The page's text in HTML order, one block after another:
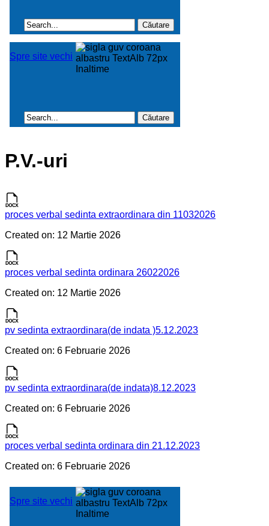
P.V.-uri
proces verbal sedinta extraordinara din 11032026
Created on: 12 Martie 2026
proces verbal sedinta ordinara 26022026
Created on: 12 Martie 2026
pv sedinta extraordinara(de indata )5.12.2023
Created on: 6 Februarie 2026
pv sedinta extraordinara(de indata)8.12.2023
Created on: 6 Februarie 2026
proces verbal sedinta ordinara din 21.12.2023
Created on: 6 Februarie 2026